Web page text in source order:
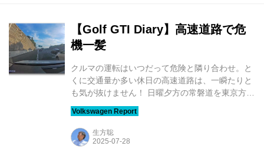
【Golf GTI Diary】高速道路で危
機一髪
クルマの運転はいつだって危険と隣り合わせ。と
くに交通量か多い休日の高速道路は、一瞬たりと
も気が抜けません！ 日曜夕方の常磐道を東京方面
に向けて走っていたときのことです。流山インタ
ー付近の渋滞を抜け、少しクルマが流れ出したと
ころで危機に遭遇。3車線のうち、一番左の車線
（第一走行車線）を走っていると、真ん中の第二
生方聡